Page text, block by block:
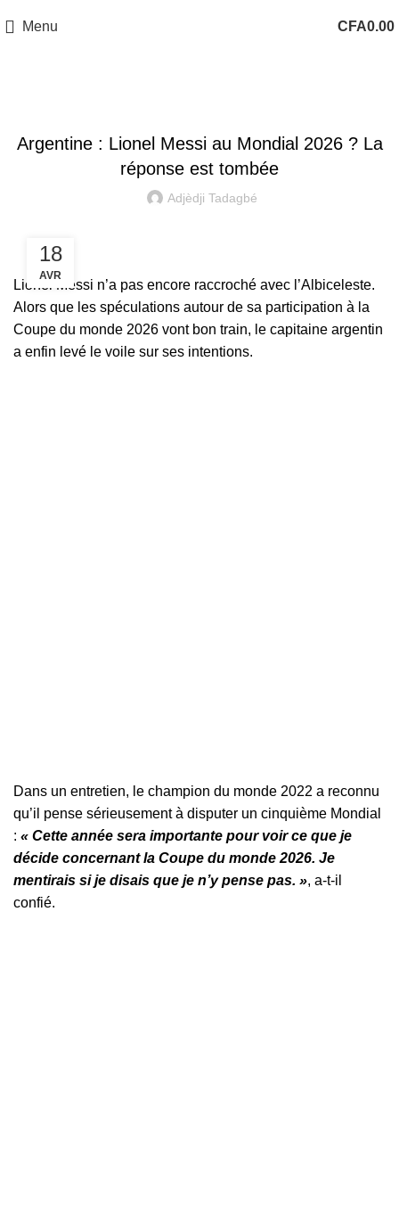
Menu CFA0.00
Argentine : Lionel Messi au Mondial 2026 ? La
réponse est tombée
Adjèdji Tadagbé
18
AVR
Lionel Messi n’a pas encore raccroché avec l’Albiceleste.
Alors que les spéculations autour de sa participation à la
Coupe du monde 2026 vont bon train, le capitaine argentin
a enfin levé le voile sur ses intentions.
Dans un entretien, le champion du monde 2022 a reconnu
qu’il pense sérieusement à disputer un cinquième Mondial
: « Cette année sera importante pour voir ce que je
décide concernant la Coupe du monde 2026. Je
mentirais si je disais que je n’y pense pas. », a-t-il
confié.